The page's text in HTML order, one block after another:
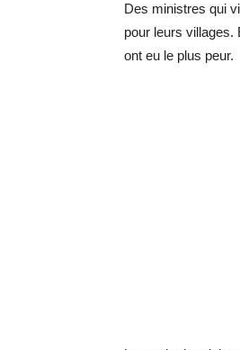
Des ministres qui
pour leurs villages.
ont eu le plus peur.